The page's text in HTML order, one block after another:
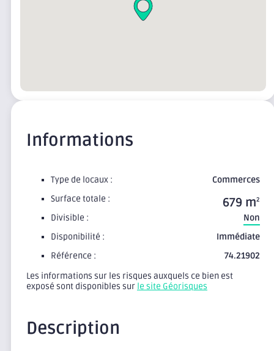
Informations
Type de locaux :
Commerces
Surface totale :
679 m2
Divisible :
Non
Disponibilité :
Immédiate
Référence :
74.21902
Les informations sur les risques auxquels ce bien est
exposé sont disponibles sur le site Géorisques
Description